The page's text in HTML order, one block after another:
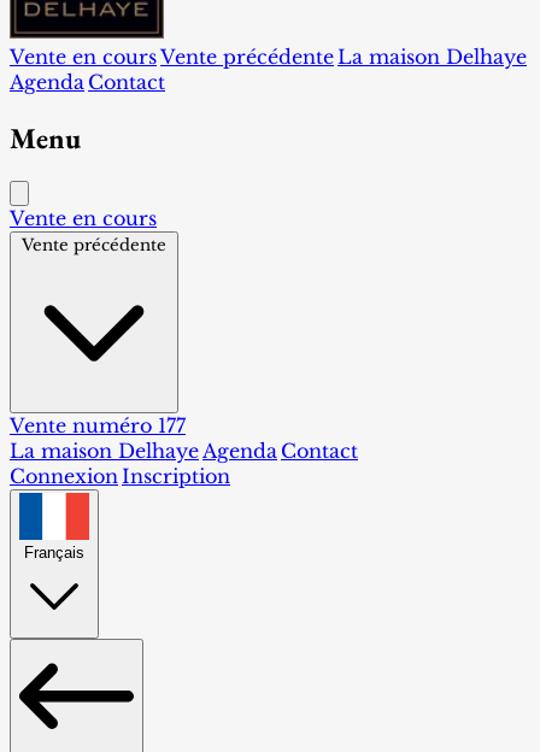
Vente en coursVente précédente La maison Delhaye
Agenda Contact
Menu
Vente en cours
Vente précédente
Vente numéro 177
La maison DelhayeAgenda Contact
ConnexionInscription
Français